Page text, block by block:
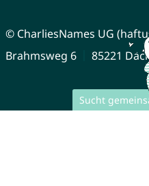
Sucht
© CharliesNames UG
Brahmsweg 6
85221